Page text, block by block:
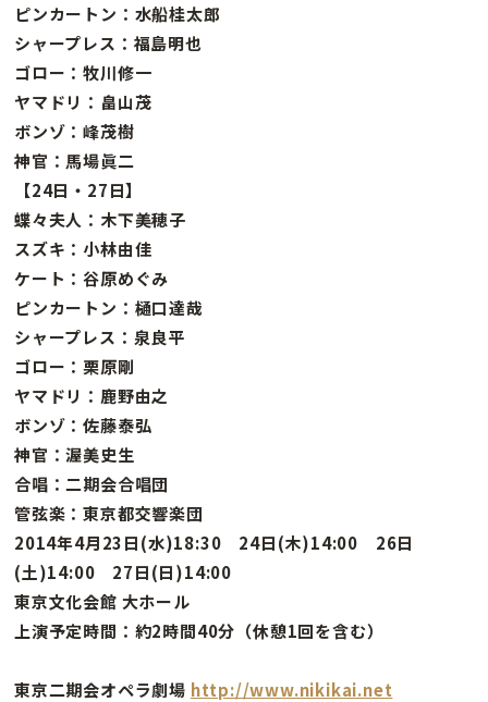
ピンカートン：水船桂太郎
シャープレス：福島明也
ゴロー：牧川修一
ヤマドリ：畠山茂
ボンゾ：峰茂樹
神官：馬場眞二
【24日・27日】
蝶々夫人：木下美穂子
スズキ：小林由佳
ケート：谷原めぐみ
ピンカートン：樋口達哉
シャープレス：泉良平
ゴロー：栗原剛
ヤマドリ：鹿野由之
ボンゾ：佐藤泰弘
神官：渥美史生
合唱：二期会合唱団
管弦楽：東京都交響楽団
2014年4月23日(水)18:30 24日(木)14:00 26日
(土)14:00 27日(日)14:00
東京文化会館 大ホール
上演予定時間：約2時間40分（休憩1回を含む）
東京二期会オペラ劇場 http://www.nikikai.net